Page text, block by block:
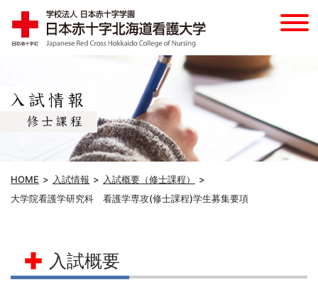
HOME 入試情報
入試概要（修士課程）
大学院看護学研究科 看護学専攻(修士課程)学生募集要項
入試概要